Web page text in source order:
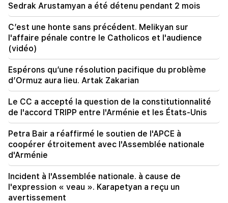
"Publication". "Le mendiant n'aura pas de ventre"
d'Araik Harutyunyan ?
Sedrak Arustamyan a été détenu pendant 2 mois
C’est une honte sans précédent. Melikyan sur
l'affaire pénale contre le Catholicos et l'audience
(vidéo)
Espérons qu’une résolution pacifique du problème
d’Ormuz aura lieu. Artak Zakarian
Le CC a accepté la question de la constitutionnalité
de l'accord TRIPP entre l'Arménie et les États-Unis
Petra Bair a réaffirmé le soutien de l'APCE à
coopérer étroitement avec l'Assemblée nationale
d'Arménie
Incident à l'Assemblée nationale. à cause de
l'expression « veau ». Karapetyan a reçu un
avertissement